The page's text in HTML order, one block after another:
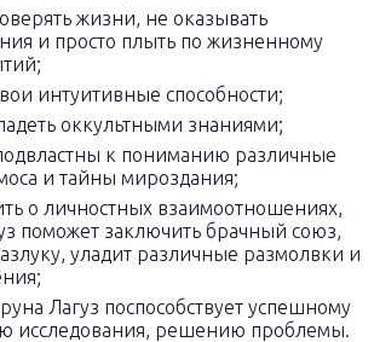
жизни, не оказывать
и просто плыть по жизненному
интуитивные способности;
оккультными знаниями;
к пониманию различные
и тайны мироздания;
о личностных взаимоотношениях,
поможет заключить брачный союз,
уладит различные размолвки и
Лагуз поспособствует успешному
исследования, решению проблемы.